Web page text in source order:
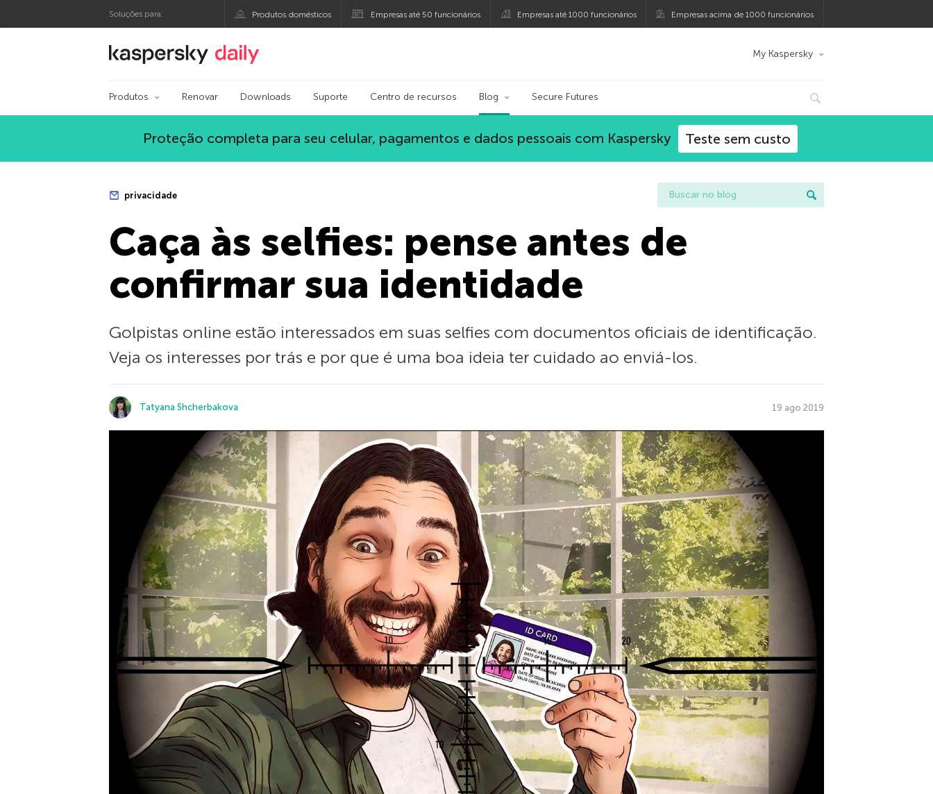
Soluções para: Produtos domésticos Empresas até 50 funcionários Empresas até 1000 funcionários Empresas acima de 1000 funcionários
Blog oficial da Kaspersky My Kaspersky
Produtos Renovar Downloads Suporte Centro de recursos Blog Secure Futures
Proteção completa para seu celular, pagamentos e dados pessoais com Kaspersky Teste sem custo
privacidade
Caça às selfies: pense antes de
confirmar sua identidade
Golpistas online estão interessados ​​em suas selfies com documentos oficiais de identificação.
Veja os interesses por trás e por que é uma boa ideia ter cuidado ao enviá-los.
Tatyana Shcherbakova 19 ago 2019